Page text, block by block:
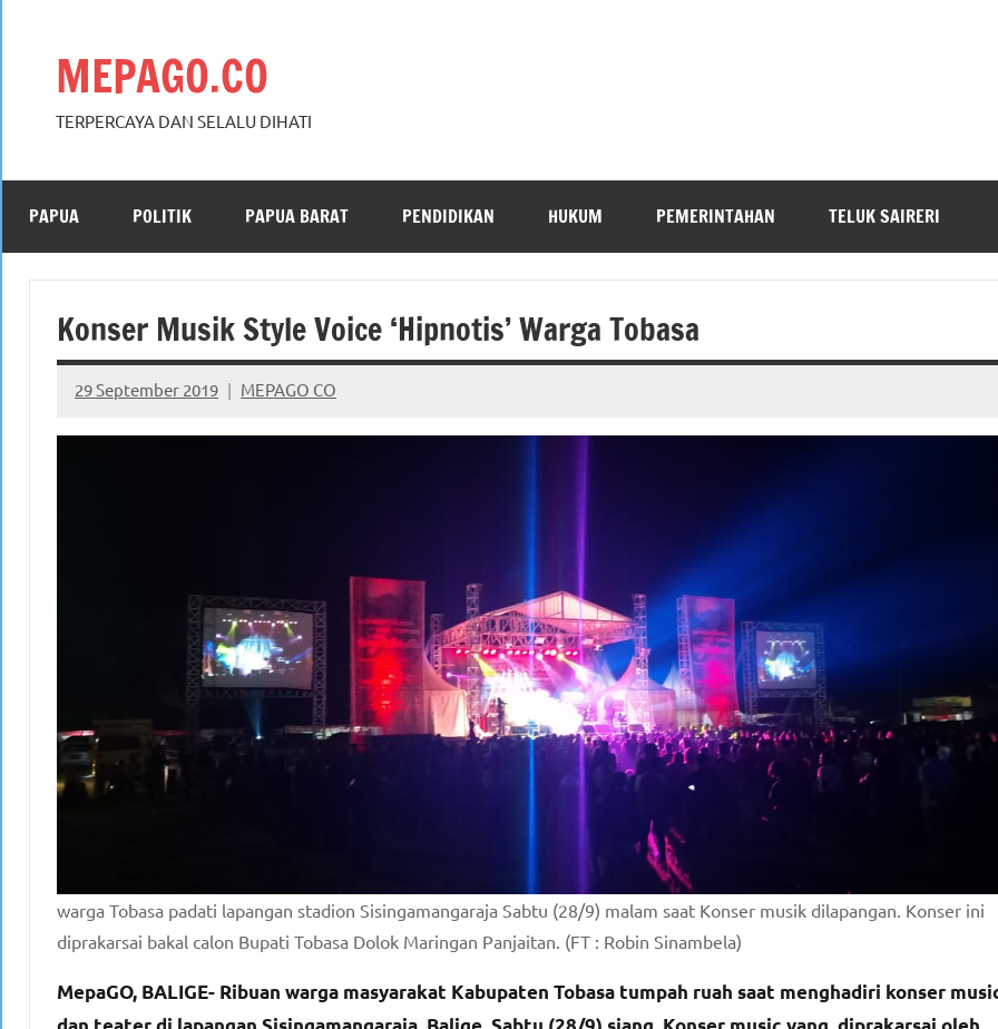
MEPAGO.CO
TERPERCAYA DAN SELALU DIHATI
PAPUA POLITIK PAPUA BARAT PENDIDIKAN HUKUM PEMERINTAHAN TELUK SAIRERI
Konser Musik Style Voice ‘Hipnotis’ Warga Tobasa
29 September 2019 MEPAGO CO
No
comments
warga Tobasa padati lapangan stadion Sisingamangaraja Sabtu (28/9) malam saat Konser musik dilapangan. Konser ini
diprakarsai bakal calon Bupati Tobasa Dolok Maringan Panjaitan. (FT : Robin Sinambela)
MepaGO, BALIGE- Ribuan warga masyarakat Kabupaten Tobasa tumpah ruah saat menghadiri konser